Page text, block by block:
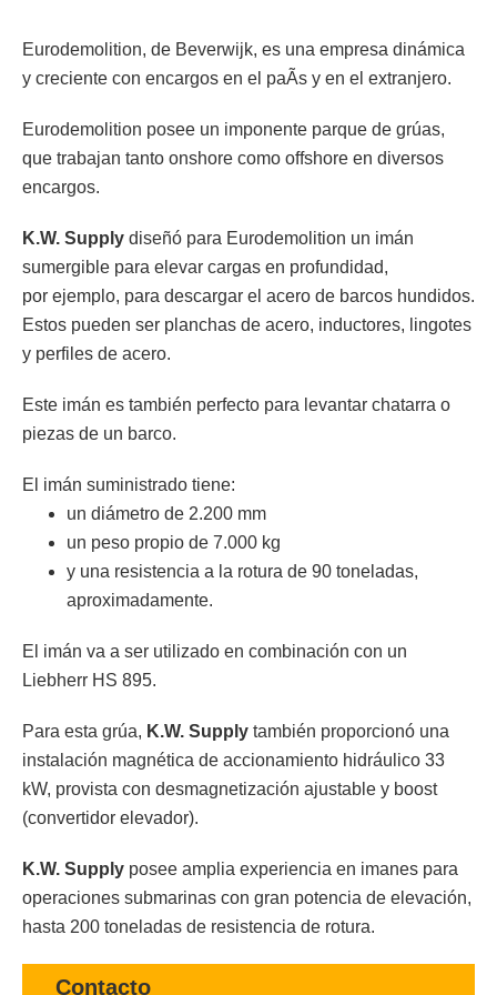
Eurodemolition, de Beverwijk, es una empresa dinámica
y creciente con encargos en el paÃ­s y en el extranjero.
Eurodemolition posee un imponente parque de grúas,
que trabajan tanto onshore como offshore en diversos
encargos.
K.W. Supply diseñó para Eurodemolition un imán
sumergible para elevar cargas en profundidad,
por ejemplo, para descargar el acero de barcos hundidos.
Estos pueden ser planchas de acero, inductores, lingotes
y perfiles de acero.
Este imán es también perfecto para levantar chatarra o
piezas de un barco.
El imán suministrado tiene:
un diámetro de 2.200 mm
un peso propio de 7.000 kg
y una resistencia a la rotura de 90 toneladas,
aproximadamente.
El imán va a ser utilizado en combinación con un
Liebherr HS 895.
Para esta grúa, K.W. Supply también proporcionó una
instalación magnética de accionamiento hidráulico 33
kW, provista con desmagnetización ajustable y boost
(convertidor elevador).
K.W. Supply posee amplia experiencia en imanes para
operaciones submarinas con gran potencia de elevación,
hasta 200 toneladas de resistencia de rotura.
Contacto